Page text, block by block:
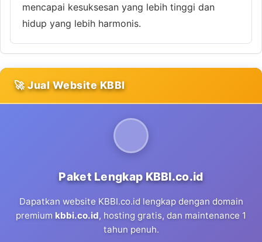
mencapai kesuksesan yang lebih tinggi dan
hidup yang lebih harmonis.
🚀 Jual Website KBBI
Paket Lengkap KBBI.co.id
Dapatkan website KBBI.co.id lengkap dengan domain
premium kbbi.co.id, hosting gratis, dan maintenance 1
tahun penuh.